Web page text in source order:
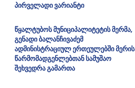
პირველადი ვარიანტი
წყალტუბოს მუნიციპალიტეტის მერმა,
გენადი ბალანჩივაძემ
ადმინისტრაციულ ერთეულებში მერის
წარმომადგენლებთან სამუშაო
შეხვედრა გამართა